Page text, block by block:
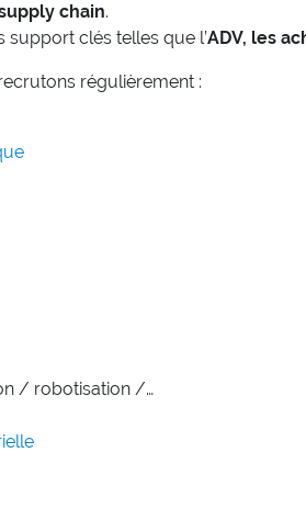
chain.
support clés telles que l’ADV, les
régulièrement :
/ robotisation /…